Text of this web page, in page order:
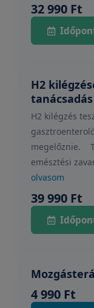
32 990 Ft
H2
tanácsadás
H2 kilégzés
megelőznie.
emésztési
olvasom
39 990 Ft
4 990 Ft